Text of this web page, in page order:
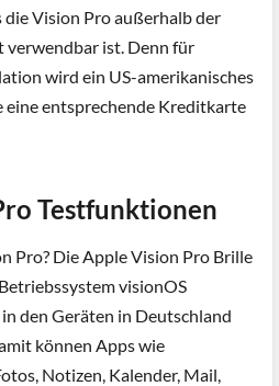
die Vision Pro außerhalb der
verwendbar ist. Denn für
wird ein US-amerikanisches
entsprechende Kreditkarte
Testfunktionen
Pro? Die Apple Vision Pro Brille
visionOS
den Geräten in Deutschland
können Apps wie
Notizen, Kalender, Mail,